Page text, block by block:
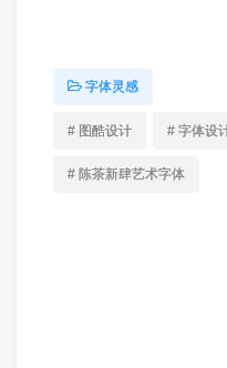
字体灵感
# 图酷设计 # 字体设
# 陈茶新肆艺术字体